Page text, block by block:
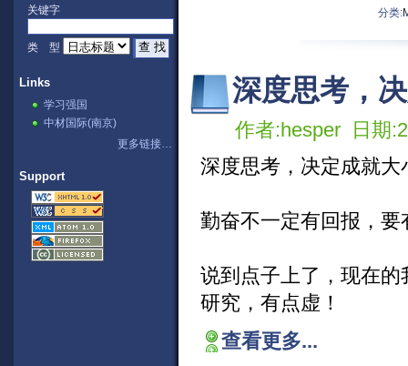
分类:
深度思考，
作者:hesper 日期
深度思考，决定成就大
勤奋不一定有回报，
说到点子上了，现在
研究，有点虚！
查看更多...
关键字
类 型
Links
学习强国
中材国际(南京)
更多链接…
Support